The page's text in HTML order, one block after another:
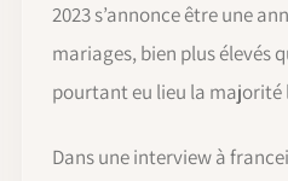
2023 s’annonce être une
mariages, bien plus élevés
pourtant eu lieu la majorité
Dans une interview à